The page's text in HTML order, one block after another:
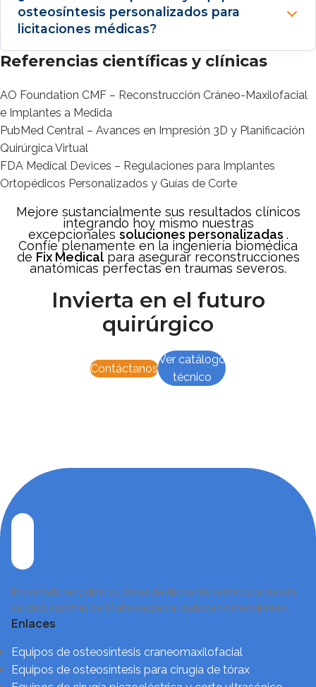
osteosíntesis personalizados para
licitaciones médicas?
Referencias científicas y clínicas
AO Foundation CMF – Reconstrucción Cráneo-Maxilofacial
e Implantes a Medida
PubMed Central – Avances en Impresión 3D y Planificación
Quirúrgica Virtual
FDA Medical Devices – Regulaciones para Implantes
Ortopédicos Personalizados y Guías de Corte
Mejore sustancialmente sus resultados clínicos
integrando hoy mismo nuestras
excepcionales soluciones personalizadas .
Confíe plenamente en la ingeniería biomédica
de Fix Medicalpara asegurar reconstrucciones
anatómicas perfectas en traumas severos.
Invierta en el futuro
quirúrgico
Contáctanos
Ver catálogo
técnico
Importadores y distribuidores de dispositivos médicos de alta
calidad, con más de 12 años especializados en osteosíntesis.
Enlaces
Equipos de osteosíntesis craneomaxilofacial
Equipos de osteosíntesis para cirugía de tórax